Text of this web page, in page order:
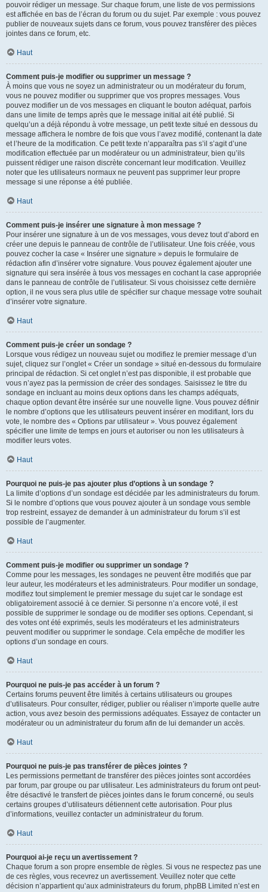
pouvoir rédiger un message. Sur chaque forum, une liste de vos permissions
est affichée en bas de l’écran du forum ou du sujet. Par exemple : vous pouvez
publier de nouveaux sujets dans ce forum, vous pouvez transférer des pièces
jointes dans ce forum, etc.
Haut
Comment puis-je modifier ou supprimer un message ?
À moins que vous ne soyez un administrateur ou un modérateur du forum,
vous ne pouvez modifier ou supprimer que vos propres messages. Vous
pouvez modifier un de vos messages en cliquant le bouton adéquat, parfois
dans une limite de temps après que le message initial ait été publié. Si
quelqu’un a déjà répondu à votre message, un petit texte situé en dessous du
message affichera le nombre de fois que vous l’avez modifié, contenant la date
et l’heure de la modification. Ce petit texte n’apparaîtra pas s’il s’agit d’une
modification effectuée par un modérateur ou un administrateur, bien qu’ils
puissent rédiger une raison discrète concernant leur modification. Veuillez
noter que les utilisateurs normaux ne peuvent pas supprimer leur propre
message si une réponse a été publiée.
Haut
Comment puis-je insérer une signature à mon message ?
Pour insérer une signature à un de vos messages, vous devez tout d’abord en
créer une depuis le panneau de contrôle de l’utilisateur. Une fois créée, vous
pouvez cocher la case « Insérer une signature » depuis le formulaire de
rédaction afin d’insérer votre signature. Vous pouvez également ajouter une
signature qui sera insérée à tous vos messages en cochant la case appropriée
dans le panneau de contrôle de l’utilisateur. Si vous choisissez cette dernière
option, il ne vous sera plus utile de spécifier sur chaque message votre souhait
d’insérer votre signature.
Haut
Comment puis-je créer un sondage ?
Lorsque vous rédigez un nouveau sujet ou modifiez le premier message d’un
sujet, cliquez sur l’onglet « Créer un sondage » situé en-dessous du formulaire
principal de rédaction. Si cet onglet n’est pas disponible, il est probable que
vous n’ayez pas la permission de créer des sondages. Saisissez le titre du
sondage en incluant au moins deux options dans les champs adéquats,
chaque option devant être insérée sur une nouvelle ligne. Vous pouvez définir
le nombre d’options que les utilisateurs peuvent insérer en modifiant, lors du
vote, le nombre des « Options par utilisateur ». Vous pouvez également
spécifier une limite de temps en jours et autoriser ou non les utilisateurs à
modifier leurs votes.
Haut
Pourquoi ne puis-je pas ajouter plus d’options à un sondage ?
La limite d’options d’un sondage est décidée par les administrateurs du forum.
Si le nombre d’options que vous pouvez ajouter à un sondage vous semble
trop restreint, essayez de demander à un administrateur du forum s’il est
possible de l’augmenter.
Haut
Comment puis-je modifier ou supprimer un sondage ?
Comme pour les messages, les sondages ne peuvent être modifiés que par
leur auteur, les modérateurs et les administrateurs. Pour modifier un sondage,
modifiez tout simplement le premier message du sujet car le sondage est
obligatoirement associé à ce dernier. Si personne n’a encore voté, il est
possible de supprimer le sondage ou de modifier ses options. Cependant, si
des votes ont été exprimés, seuls les modérateurs et les administrateurs
peuvent modifier ou supprimer le sondage. Cela empêche de modifier les
options d’un sondage en cours.
Haut
Pourquoi ne puis-je pas accéder à un forum ?
Certains forums peuvent être limités à certains utilisateurs ou groupes
d’utilisateurs. Pour consulter, rédiger, publier ou réaliser n’importe quelle autre
action, vous avez besoin des permissions adéquates. Essayez de contacter un
modérateur ou un administrateur du forum afin de lui demander un accès.
Haut
Pourquoi ne puis-je pas transférer de pièces jointes ?
Les permissions permettant de transférer des pièces jointes sont accordées
par forum, par groupe ou par utilisateur. Les administrateurs du forum ont peut-
être désactivé le transfert de pièces jointes dans le forum concerné, ou seuls
certains groupes d’utilisateurs détiennent cette autorisation. Pour plus
d’informations, veuillez contacter un administrateur du forum.
Haut
Pourquoi ai-je reçu un avertissement ?
Chaque forum a son propre ensemble de règles. Si vous ne respectez pas une
de ces règles, vous recevrez un avertissement. Veuillez noter que cette
décision n’appartient qu’aux administrateurs du forum, phpBB Limited n’est en